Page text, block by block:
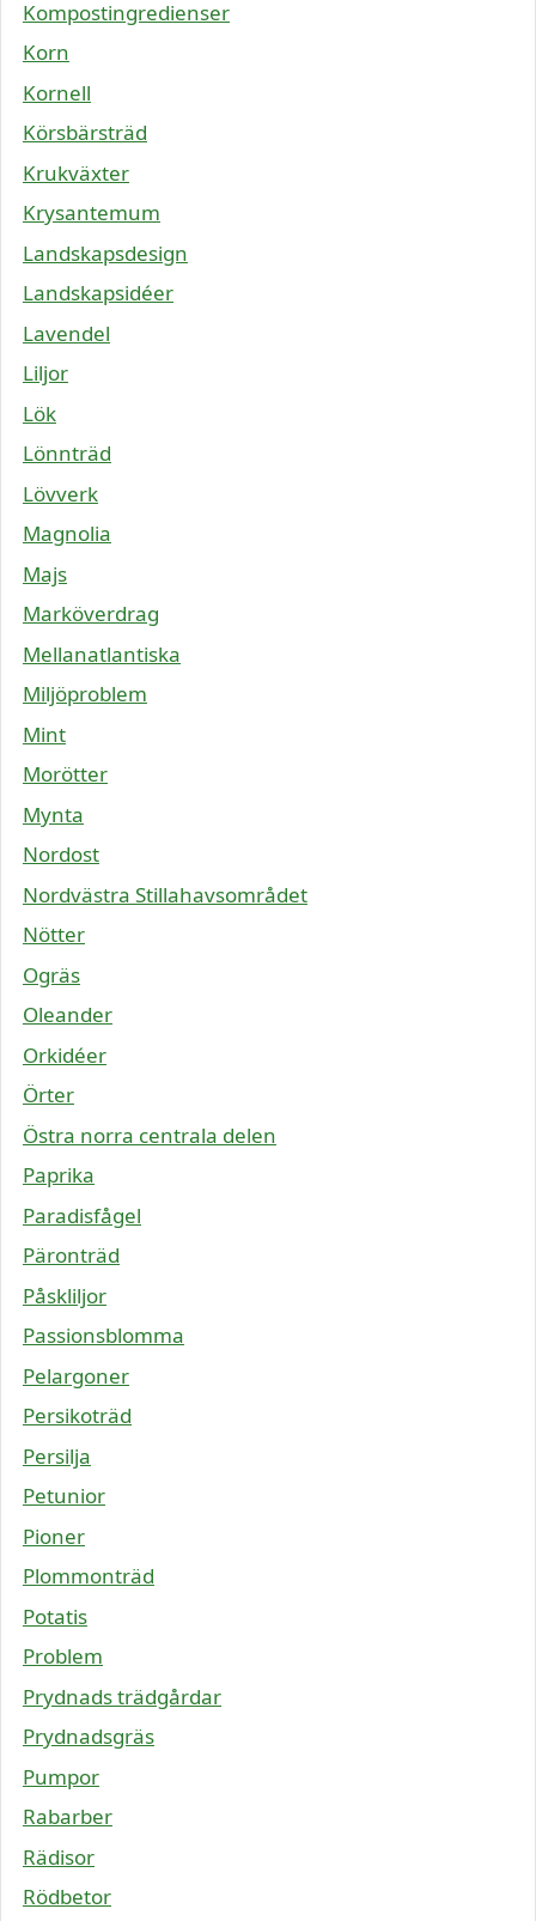
Kompostingredienser
Korn
Kornell
Körsbärsträd
Krukväxter
Krysantemum
Landskapsdesign
Landskapsidéer
Lavendel
Liljor
Lök
Lönnträd
Lövverk
Magnolia
Majs
Marköverdrag
Mellanatlantiska
Miljöproblem
Mint
Morötter
Mynta
Nordost
Nordvästra Stillahavsområdet
Nötter
Ogräs
Oleander
Orkidéer
Örter
Östra norra centrala delen
Paprika
Paradisfågel
Päronträd
Påskliljor
Passionsblomma
Pelargoner
Persikoträd
Persilja
Petunior
Pioner
Plommonträd
Potatis
Problem
Prydnads trädgårdar
Prydnadsgräs
Pumpor
Rabarber
Rädisor
Rödbetor